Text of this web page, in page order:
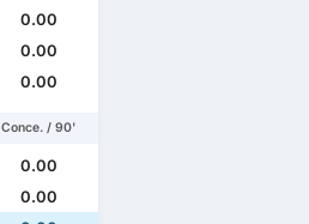
0.00
0.00
0.00
Conce. / 90'
0.00
0.00